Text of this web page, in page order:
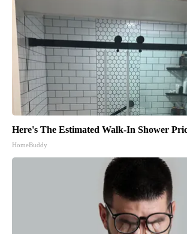
Here's The Estimated Walk-In Shower
HomeBuddy